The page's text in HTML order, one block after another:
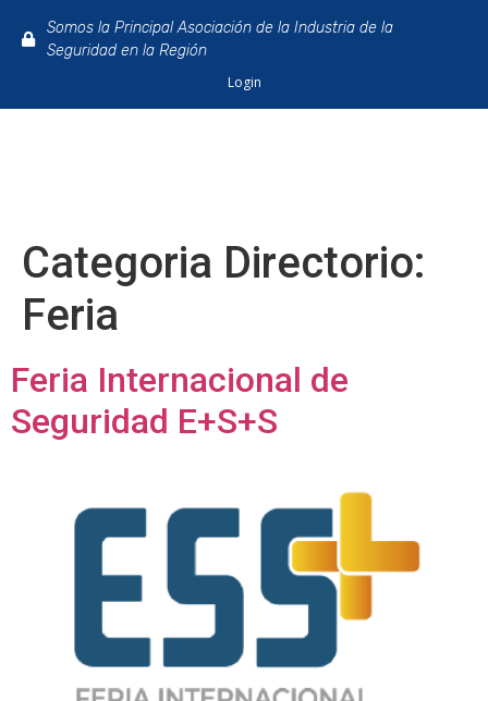
Somos la Principal Asociación de la Industria de la
Seguridad en la Región
Login
Categoria Directorio:
Feria
Feria Internacional de
Seguridad E+S+S